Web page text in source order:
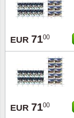
EUR 7100
EUR 7100